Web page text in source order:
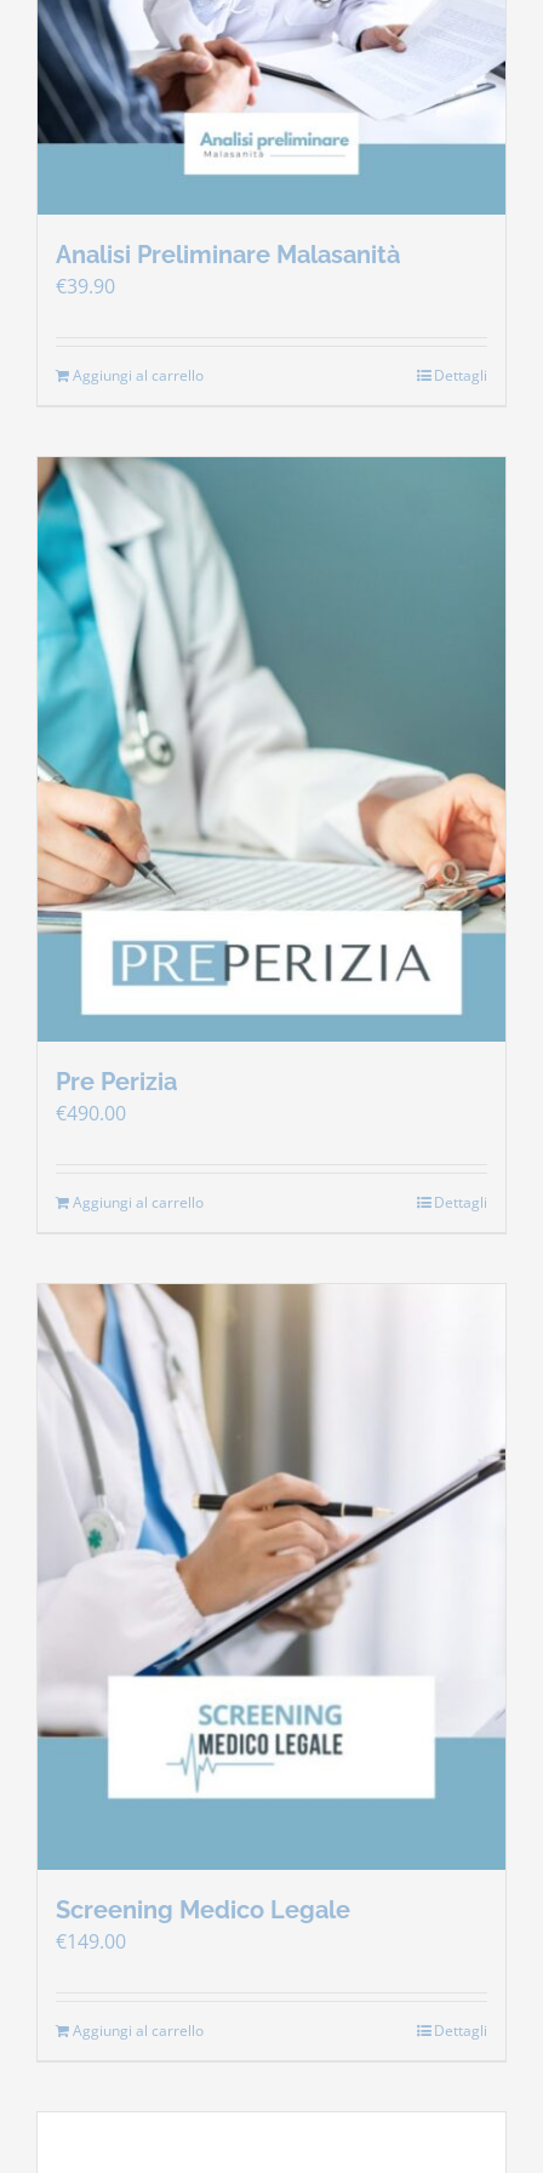
Contatti
Carrello
Analisi Preliminare Malasanità
€39.90
Aggiungi al carrello Dettagli
Pre Perizia
€490.00
Aggiungi al carrello Dettagli
Screening Medico Legale
€149.00
Aggiungi al carrello Dettagli